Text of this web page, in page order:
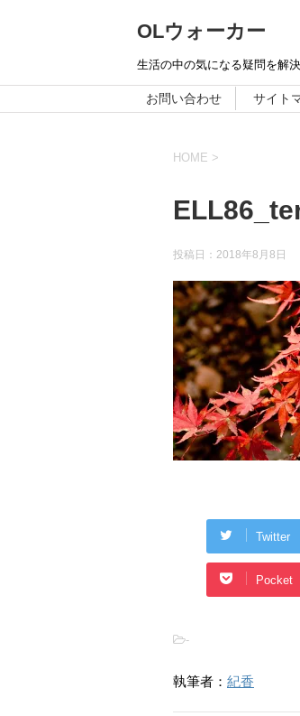
OLウォーカー
生活の中の気になる疑問を解
お問い合わせ サイト
HOME >
投稿日： 2018年8月8日
Twitter
Pocket
-
執筆者： 紀香